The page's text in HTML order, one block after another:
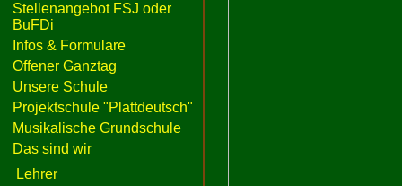
Stellenangebot FSJ oder
BuFDi
Infos & Formulare
Offener Ganztag
Unsere Schule
Projektschule "Plattdeutsch"
Musikalische Grundschule
Das sind wir
Lehrer